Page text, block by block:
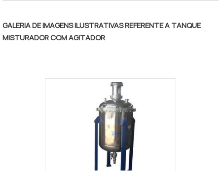
GALERIA DE IMAGENS ILUSTRATIVAS REFERENTE A TANQUE
MISTURADOR COM AGITADOR